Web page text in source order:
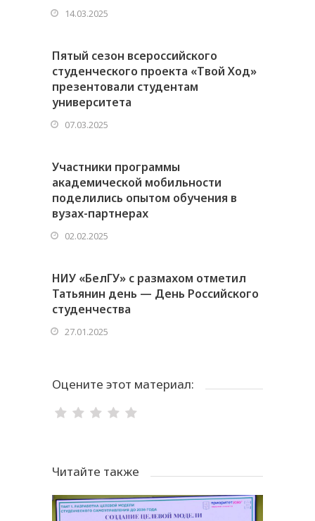
14.03.2025
Пятый сезон всероссийского
студенческого проекта «Твой Ход»
презентовали студентам
университета
07.03.2025
Участники программы
академической мобильности
поделились опытом обучения в
вузах-партнерах
02.02.2025
НИУ «БелГУ» с размахом отметил
Татьянин день — День Российского
студенчества
27.01.2025
Оцените этот материал:
Читайте также